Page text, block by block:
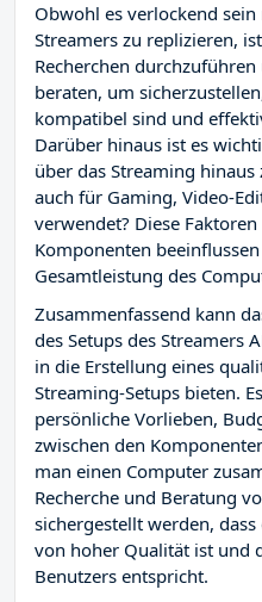
Obwohl es verlockend sein
Streamers zu replizieren,
Recherchen
beraten, um
kompatibel sind und
Darüber hinaus ist es
über das Streaming
auch für Gaming, Video-
verwendet? Diese
Komponenten
Gesamtleistung des
Zusammenfassend kann
des Setups des Streamers
in die Erstellung eines
Streaming-Setups bieten.
persönliche Vorlieben,
zwischen den
man einen Computer
Recherche und Beratung
sichergestellt werden,
von hoher Qualität ist und
Benutzers entspricht.